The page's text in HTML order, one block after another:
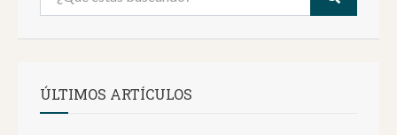
ÚLTIMOS ARTÍCULOS